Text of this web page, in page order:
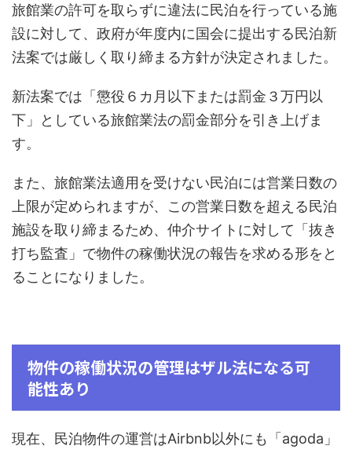
旅館業の許可を取らずに違法に民泊を行っている施
設に対して、政府が年度内に国会に提出する民泊新
法案では厳しく取り締まる方針が決定されました。
新法案では「懲役６カ月以下または罰金３万円以
下」としている旅館業法の罰金部分を引き上げま
す。
また、旅館業法適用を受けない民泊には営業日数の
上限が定められますが、この営業日数を超える民泊
施設を取り締まるため、仲介サイトに対して「抜き
打ち監査」で物件の稼働状況の報告を求める形をと
ることになりました。
物件の稼働状況の管理はザル法になる可
能性あり
現在、民泊物件の運営はAirbnb以外にも「agoda」